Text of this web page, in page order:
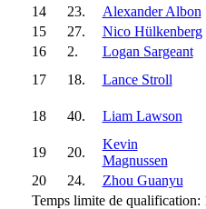
14
23. Alexander Albon
15
27. Nico Hülkenberg
16
2. Logan Sargeant
17
18. Lance Stroll
18 40. Liam Lawson
19 20.
Kevin
Magnussen
20
24. Zhou Guanyu
Temps limite de